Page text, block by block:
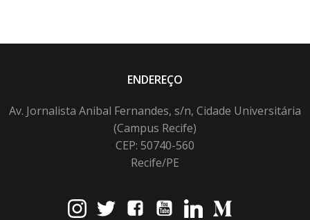
ENDEREÇO
Av. Jornalista Anibal Fernandes, s/n, Cidade Universitária
(Campus Recife)
CEP: 50740-560
Recife/PE